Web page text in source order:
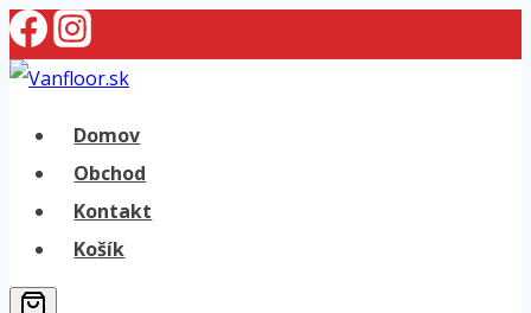
Skip
to
Domov
Obchod
Kontakt
Košík